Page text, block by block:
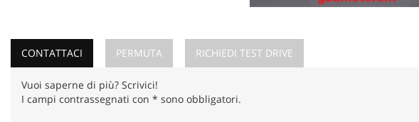
CONTATTACI PERMUTA RICHIEDI TEST DRIVE
Vuoi saperne di più? Scrivici!
I campi contrassegnati con * sono obbligatori.